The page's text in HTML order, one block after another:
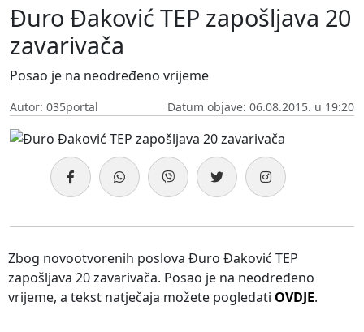
Đuro Đaković TEP zapošljava 20
zavarivača
Posao je na neodređeno vrijeme
Autor: 035portal Datum objave: 06.08.2015. u 19:20
Zbog novootvorenih poslova Đuro Đaković TEP
zapošljava 20 zavarivača. Posao je na neodređeno
vrijeme, a tekst natječaja možete pogledati OVDJE.